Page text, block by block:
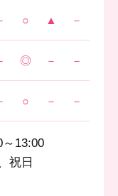
○ ▲ －
◎ － －
○ － －
～13:00
祝日